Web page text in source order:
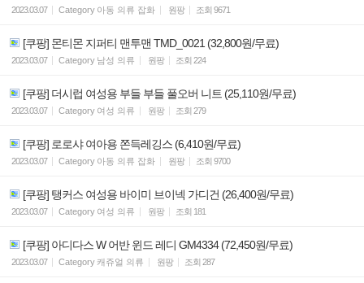
2023.03.07 Category 아동 의류 잡화 원팡 조회 9671
[쿠팡] 몬티몬 지퍼티 맨투맨 TMD_0021 (32,800원/무료)
2023.03.07 Category 남성 의류 원팡 조회 224
[쿠팡] 더시럽 여성용 부들 부들 풀오버 니트 (25,110원/무료)
2023.03.07 Category 여성 의류 원팡 조회 279
[쿠팡] 로로샤 여아용 쫀득레깅스 (6,410원/무료)
2023.03.07 Category 아동 의류 잡화 원팡 조회 9700
[쿠팡] 탱커스 여성용 바이미 브이넥 가디건 (26,400원/무료)
2023.03.07 Category 여성 의류 원팡 조회 181
[쿠팡] 아디다스 W 어반 윈드 레디 GM4334 (72,450원/무료)
2023.03.07 Category 캐쥬얼 의류 원팡 조회 287